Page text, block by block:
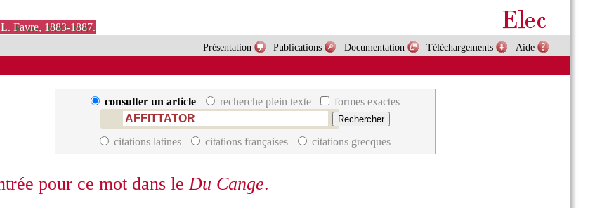
Favre, 1883-1887.
Aide
Téléchargements
Documentation
Publications
Présentation
consulter un article recherche plein texte formes exactes
citations latines citations françaises citations grecques
pour ce mot dans leDu Cange.